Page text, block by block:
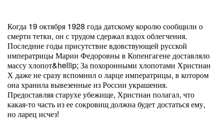
Когда 19 октября 1928 года датскому королю сообщили о
смерти тетки, он с трудом сдержал вздох облегчения.
Последние годы присутствие вдовствующей русской
императрицы Марии Федоровны в Копенгагене доставляло
массу хлопот&hellip; За похоронными хлопотами Христиан
Х даже не сразу вспомнил о ларце императрицы, в котором
она хранила вывезенные из России украшения.
Предоставляя старухе убежище, Христиан полагал, что
какая-то часть из ее сокровищ должна будет достаться ему,
но ларец исчез!